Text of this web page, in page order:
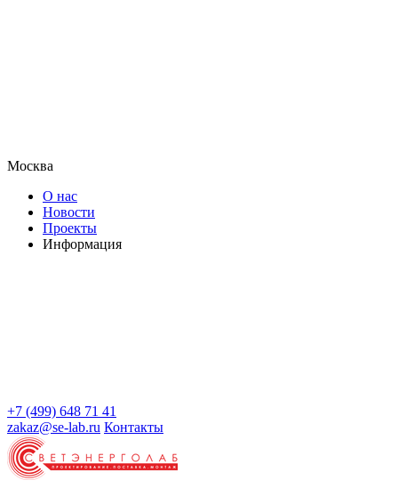
Москва
О нас
Новости
Проекты
Информация
+7 (499) 648 71 41
zakaz@se-lab.ru Контакты